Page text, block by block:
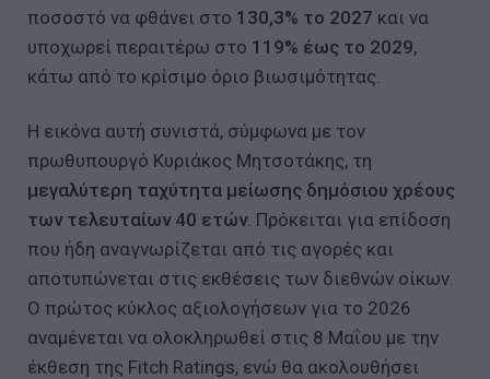
ποσοστό να φθάνει στο 130,3% το 2027 και να
υποχωρεί περαιτέρω στο 119% έως το 2029,
κάτω από το κρίσιμο όριο βιωσιμότητας.
Η εικόνα αυτή συνιστά, σύμφωνα με τον
πρωθυπουργό Κυριάκος Μητσοτάκης, τη
μεγαλύτερη ταχύτητα μείωσης δημόσιου χρέους
των τελευταίων 40 ετών. Πρόκειται για επίδοση
που ήδη αναγνωρίζεται από τις αγορές και
αποτυπώνεται στις εκθέσεις των διεθνών οίκων.
Ο πρώτος κύκλος αξιολογήσεων για το 2026
αναμένεται να ολοκληρωθεί στις 8 Μαΐου με την
έκθεση της Fitch Ratings, ενώ θα ακολουθήσει